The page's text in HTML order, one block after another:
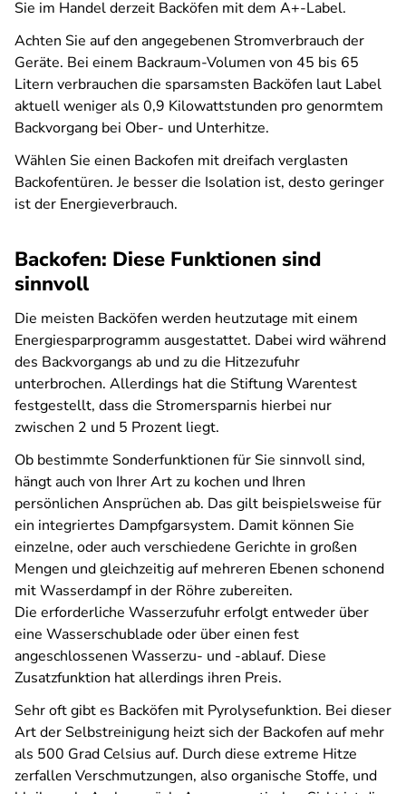
Sie im Handel derzeit Backöfen mit dem A+-Label.
Achten Sie auf den angegebenen Stromverbrauch der
Geräte. Bei einem Backraum-Volumen von 45 bis 65
Litern verbrauchen die sparsamsten Backöfen laut Label
aktuell weniger als 0,9 Kilowattstunden pro genormtem
Backvorgang bei Ober- und Unterhitze.
Wählen Sie einen Backofen mit dreifach verglasten
Backofentüren. Je besser die Isolation ist, desto geringer
ist der Energieverbrauch.
Backofen: Diese Funktionen sind
sinnvoll
Die meisten Backöfen werden heutzutage mit einem
Energiesparprogramm ausgestattet. Dabei wird während
des Backvorgangs ab und zu die Hitzezufuhr
unterbrochen. Allerdings hat die Stiftung Warentest
festgestellt, dass die Stromersparnis hierbei nur
zwischen 2 und 5 Prozent liegt.
Ob bestimmte Sonderfunktionen für Sie sinnvoll sind,
hängt auch von Ihrer Art zu kochen und Ihren
persönlichen Ansprüchen ab. Das gilt beispielsweise für
ein integriertes Dampfgarsystem. Damit können Sie
einzelne, oder auch verschiedene Gerichte in großen
Mengen und gleichzeitig auf mehreren Ebenen schonend
mit Wasserdampf in der Röhre zubereiten.
Die erforderliche Wasserzufuhr erfolgt entweder über
eine Wasserschublade oder über einen fest
angeschlossenen Wasserzu- und -ablauf. Diese
Zusatzfunktion hat allerdings ihren Preis.
Sehr oft gibt es Backöfen mit Pyrolysefunktion. Bei dieser
Art der Selbstreinigung heizt sich der Backofen auf mehr
als 500 Grad Celsius auf. Durch diese extreme Hitze
zerfallen Verschmutzungen, also organische Stoffe, und